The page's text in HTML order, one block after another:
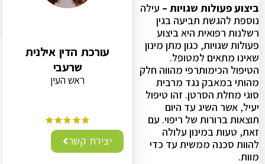
ביצוע פעולות שגויות –עילה
נוספת להגשת תביעה בגין
רשלנות רפואית היא ביצוע
פעולות שגויות, כגון מתן מינון
שאינו מתאים למטופל.
הטיפול הכימותרפי מהווה חלק
מהותי במאבק נגד מרבית
סוגי מחלת הסרטן. זהו טיפול
יעיל, אשר השיג עד היום
תוצאות ברורות של ריפוי. עם
זאת, טעות במינון עלולה
להוות סכנה ממשית עד כדי
מוות.
עורכת הדין אילנית
שרעבי
ראש העין
יצירת קשר